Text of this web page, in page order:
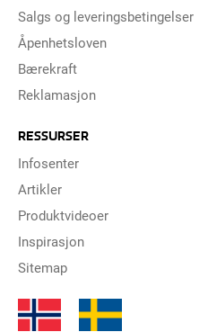
Salgs og leveringsbetingelser
Åpenhetsloven
Bærekraft
Reklamasjon
RESSURSER
Infosenter
Artikler
Produktvideoer
Inspirasjon
Sitemap